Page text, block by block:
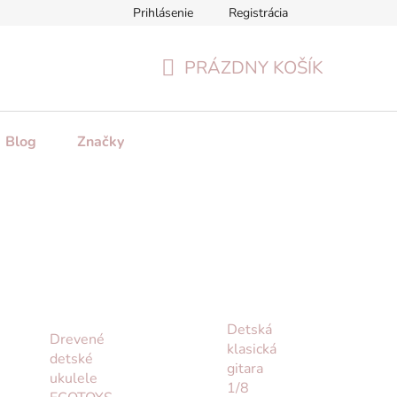
Formulár na odstúpenie od zmluvy
Prihlásenie Registrácia
PRÁZDNY KOŠÍK
Blog Značky
Drevené
detské
ukulele
Detská
klasická
gitara
1/8